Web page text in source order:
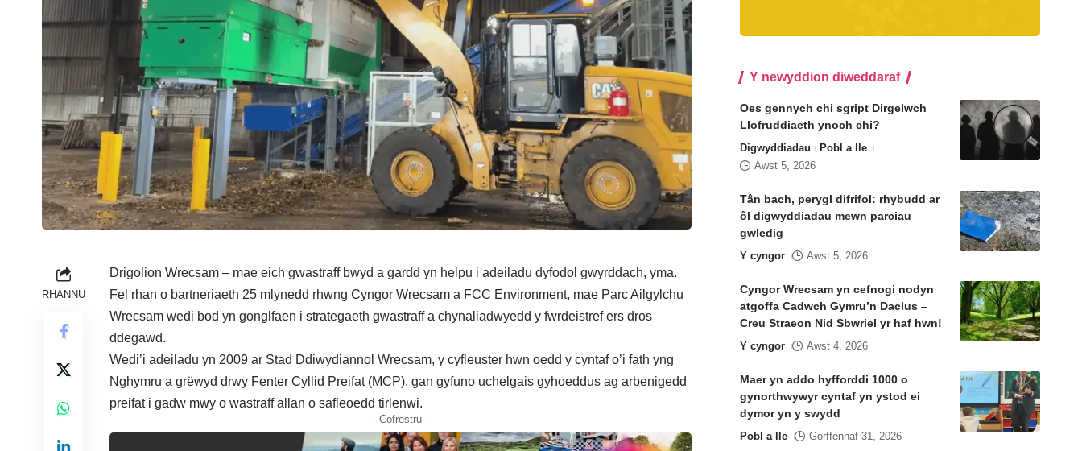
RHANNU
Drigolion Wrecsam – mae eich gwastraff bwyd a gardd yn helpu i adeiladu dyfodol gwyrddach, yma.
Fel rhan o bartneriaeth 25 mlynedd rhwng Cyngor Wrecsam a FCC Environment, mae Parc Ailgylchu
Wrecsam wedi bod yn gonglfaen i strategaeth gwastraff a chynaliadwyedd y fwrdeistref ers dros
ddegawd.
Wedi’i adeiladu yn 2009 ar Stad Ddiwydiannol Wrecsam, y cyfleuster hwn oedd y cyntaf o’i fath yng
Nghymru a grëwyd drwy Fenter Cyllid Preifat (MCP), gan gyfuno uchelgais gyhoeddus ag arbenigedd
preifat i gadw mwy o wastraff allan o safleoedd tirlenwi.
- Cofrestru -
Y newyddion diweddaraf
Oes gennych chi sgript Dirgelwch
Llofruddiaeth ynoch chi?
Digwyddiadau
Pobl a lle
Awst 5, 2026
Tân bach, perygl difrifol: rhybudd ar
ôl digwyddiadau mewn parciau
gwledig
Y cyngor Awst 5, 2026
Cyngor Wrecsam yn cefnogi nodyn
atgoffa Cadwch Gymru’n Daclus –
Creu Straeon Nid Sbwriel yr haf hwn!
Y cyngor Awst 4, 2026
Maer yn addo hyfforddi 1000 o
gynorthwywyr cyntaf yn ystod ei
dymor yn y swydd
Pobl a lle Gorffennaf 31, 2026